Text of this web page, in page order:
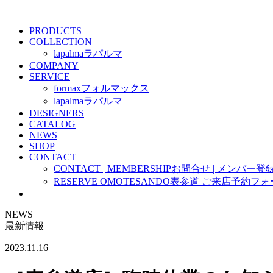
PRODUCTS
COLLECTION
lapalmaラパルマ
COMPANY
SERVICE
formaxフォルマックス
lapalmaラパルマ
DESIGNERS
CATALOG
NEWS
SHOP
CONTACT
CONTACT | MEMBERSHIPお問合せ | メンバー登
RESERVE OMOTESANDO表参道 ご来店予約フォ
NEWS
最新情報
2023.11.16